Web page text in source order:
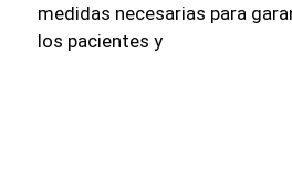
medidas necesarias para
los pacientes y